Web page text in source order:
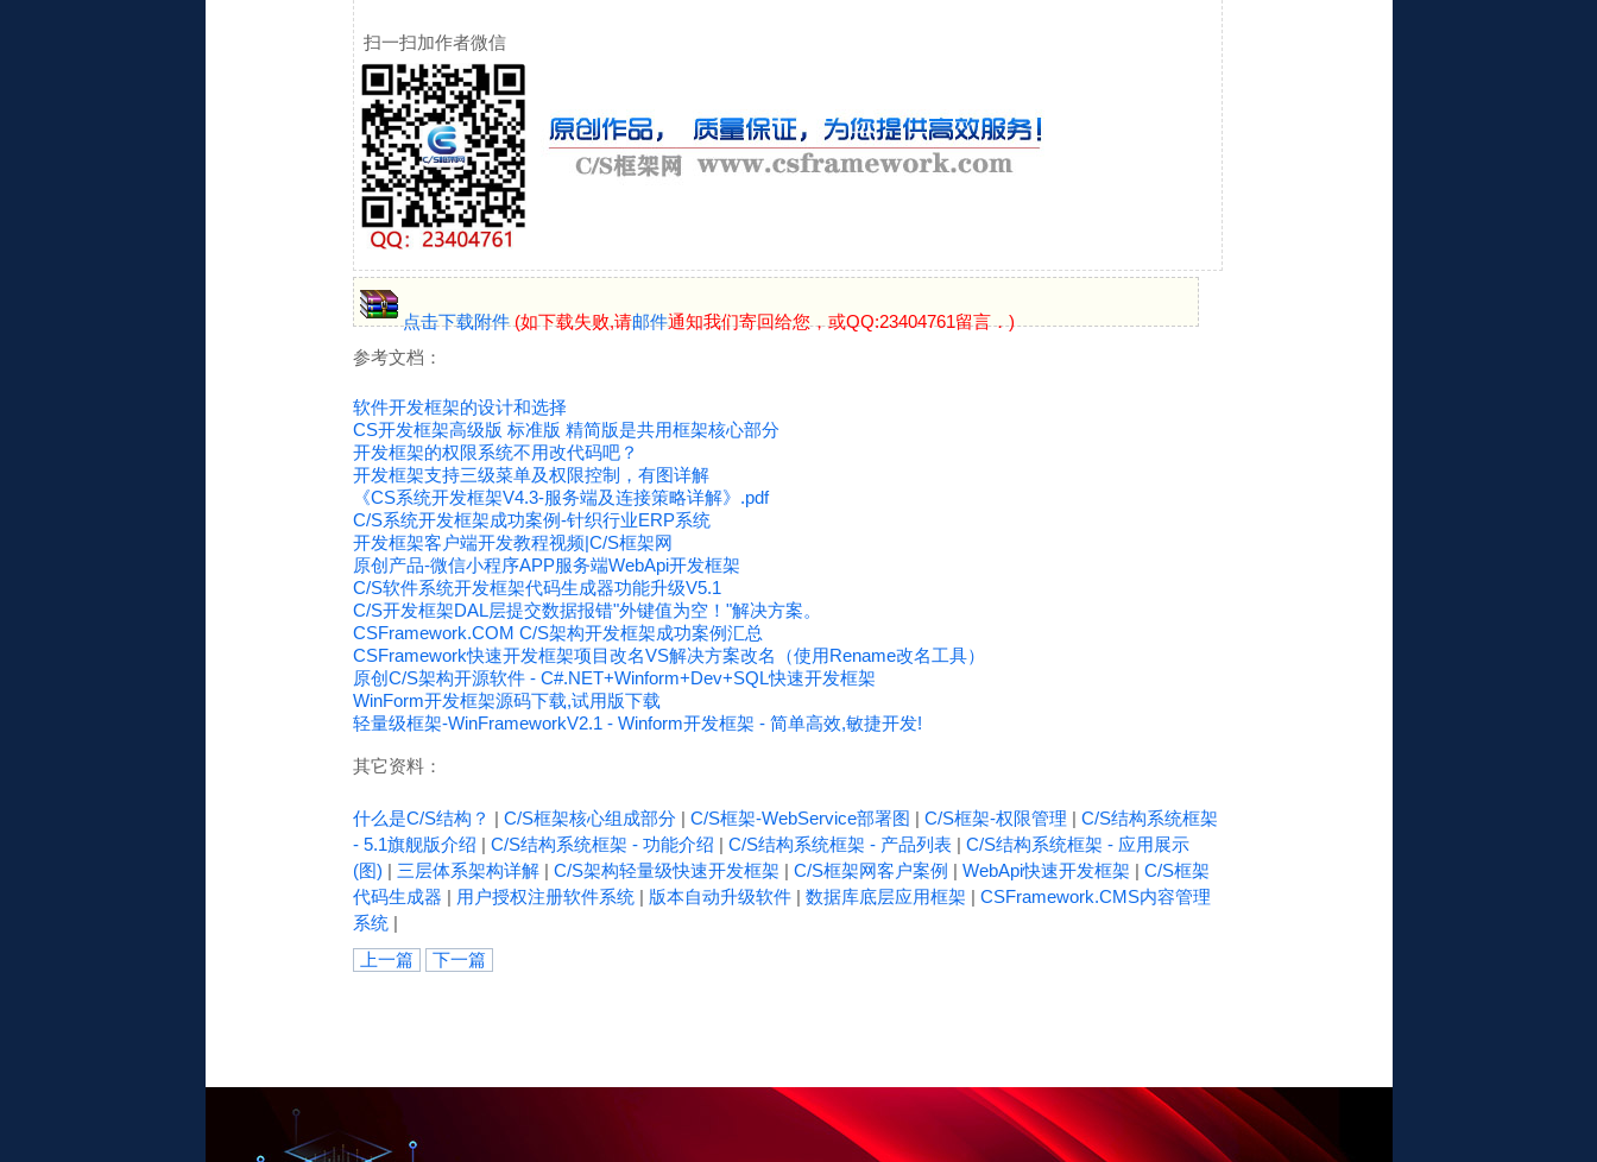
扫一扫加作者微信
点击下载附件 (如下载失败,请邮件通知我们寄回给您，或QQ:23404761留言．)
参考文档：
软件开发框架的设计和选择
CS开发框架高级版 标准版 精简版是共用框架核心部分
开发框架的权限系统不用改代码吧？
开发框架支持三级菜单及权限控制，有图详解
《CS系统开发框架V4.3-服务端及连接策略详解》.pdf
C/S系统开发框架成功案例-针织行业ERP系统
开发框架客户端开发教程视频|C/S框架网
原创产品-微信小程序APP服务端WebApi开发框架
C/S软件系统开发框架代码生成器功能升级V5.1
C/S开发框架DAL层提交数据报错"外键值为空！"解决方案。
CSFramework.COM C/S架构开发框架成功案例汇总
CSFramework快速开发框架项目改名VS解决方案改名（使用Rename改名工具）
原创C/S架构开源软件 - C#.NET+Winform+Dev+SQL快速开发框架
WinForm开发框架源码下载,试用版下载
轻量级框架-WinFrameworkV2.1 - Winform开发框架 - 简单高效,敏捷开发!
其它资料：
什么是C/S结构？ | C/S框架核心组成部分| C/S框架-WebService部署图 | C/S框架-权限管理 | C/S结构系统框架
- 5.1旗舰版介绍 | C/S结构系统框架 - 功能介绍 | C/S结构系统框架 - 产品列表| C/S结构系统框架 - 应用展示
(图) | 三层体系架构详解| C/S架构轻量级快速开发框架 | C/S框架网客户案例 | WebApi快速开发框架 | C/S框架
代码生成器 | 用户授权注册软件系统| 版本自动升级软件| 数据库底层应用框架 | CSFramework.CMS内容管理
系统|
上一篇
下一篇